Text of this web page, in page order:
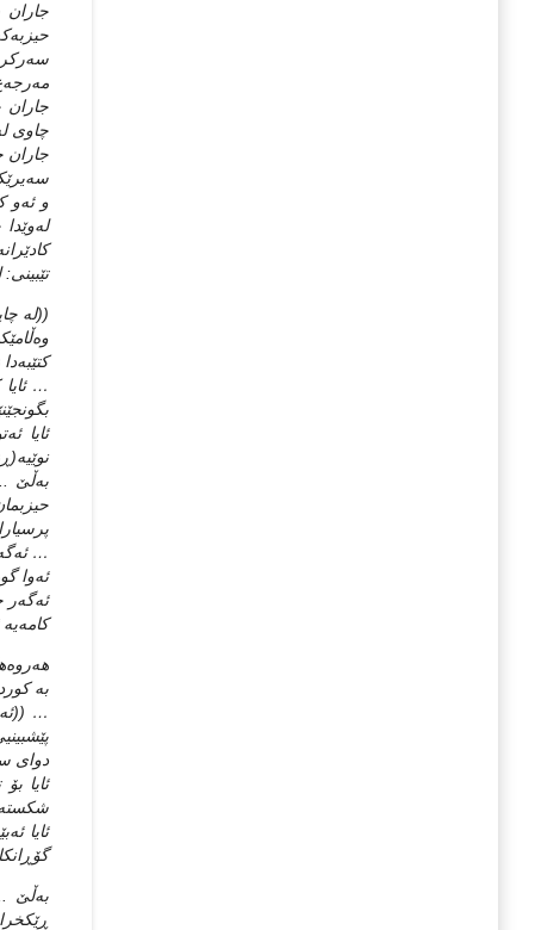
جاران
چاوی
جاران
و ئه‌و
…
ئايا
به‌ڵێ
…
ئه‌وا
ئه‌گه‌ر
به‌
…
دوای
ئايا
ئايا
به‌ڵێ